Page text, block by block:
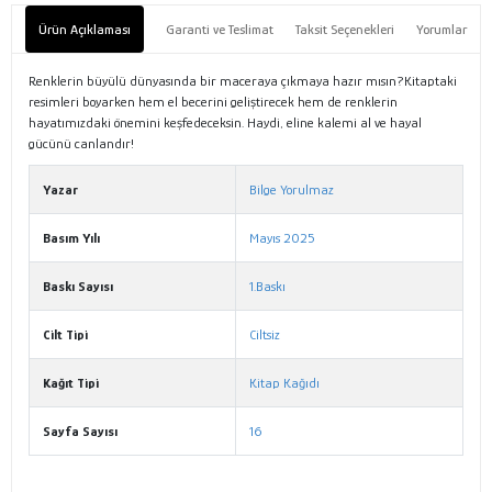
Ürün Açıklaması Garanti ve Teslimat Taksit Seçenekleri Yorumlar
Renklerin büyülü dünyasında bir maceraya çıkmaya hazır mısın?Kitaptaki
resimleri boyarken hem el becerini geliştirecek hem de renklerin
hayatımızdaki önemini keşfedeceksin. Haydi, eline kalemi al ve hayal
gücünü canlandır!
Yazar Bilge Yorulmaz
Basım Yılı Mayıs 2025
Baskı Sayısı 1.Baskı
Cilt Tipi Ciltsiz
Kağıt Tipi Kitap Kağıdı
Sayfa Sayısı 16